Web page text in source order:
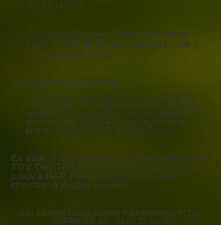
Turriers la D951.
-En sortant à Sisteron: Direction La motte-du-
Caire, la D951, après Gigors, prendre à droite la
D951A direction Turriers.
Arrivée depuis Grenoble :
- Suivre la route de Napoléon, direction GAP. A
Gap, direction Barcelonnette, prendre la D45. Au
croisement,suivre la D900B toujours direction
Barcelonnette.Après le Casino de Remollon,
prendre à droite la D951 direction Turriers.
En train : Paris-Grenoble ou Paris-Valence en
TGV. Des TER/Bus circulent régulièrement
jusqu'à GAP. Possibilité de venir vous
chercher à la gare de GAP.
Les Lauriers Roses Avenue Paul Honnorat 04250
TURRIERS, tél. : 04.92.55.11.19